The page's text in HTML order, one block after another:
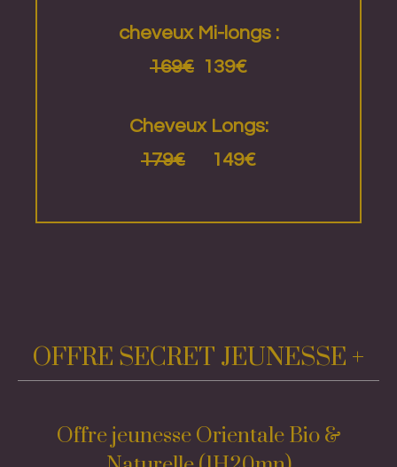
cheveux Mi-longs :
169€ 139€
Cheveux Longs:
179€ 149€
OFFRE SECRET JEUNESSE +
Offre jeunesse Orientale Bio &